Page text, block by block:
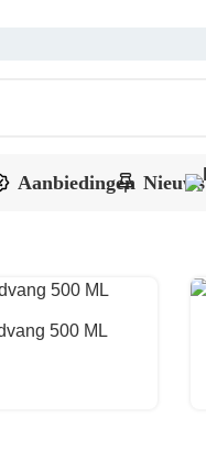
Aanbiedingen Nieuws
500 ML